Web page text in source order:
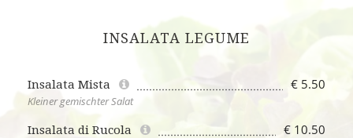
INSALATA LEGUME
Insalata Mista € 5.50
Kleiner gemischter Salat
Insalata di Rucola € 10.50